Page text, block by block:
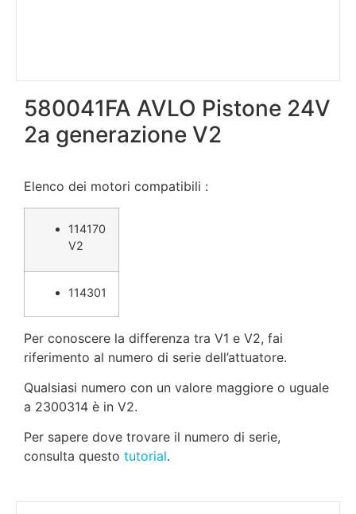
580041FA AVLO Pistone 24V
2a generazione V2
Elenco dei motori compatibili :
114170
V2
114301
Per conoscere la differenza tra V1 e V2, fai
riferimento al numero di serie dell’attuatore.
Qualsiasi numero con un valore maggiore o uguale
a 2300314 è in V2.
Per sapere dove trovare il numero di serie,
consulta questo tutorial.